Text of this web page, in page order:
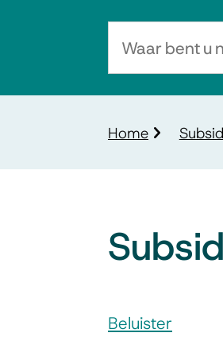
u
op
zoek?
Kruimelpad
Home
Assistentie
Beluister